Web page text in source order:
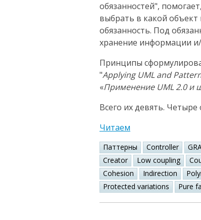
обязанностей",
выбрать в какой
обязанность. Под
хранение информации
Принципы
"Applying UML and
«Применение UML 2.0 и
Всего их девять.
Читаем
Паттерны Controller
Creator
Low coupling
Cohesion
Indirection
Protected variations
Pure